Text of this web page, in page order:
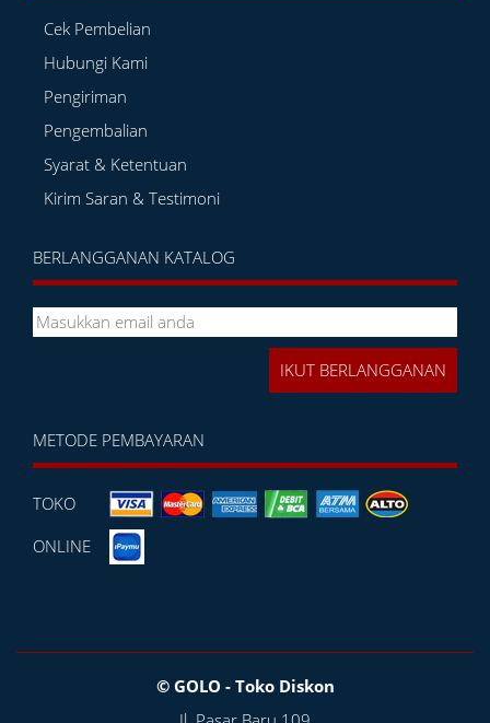
Cek Pembelian
Hubungi Kami
Pengiriman
Pengembalian
Syarat & Ketentuan
Kirim Saran & Testimoni
BERLANGGANAN KATALOG
METODE PEMBAYARAN
TOKO
ONLINE
© GOLO - Toko Diskon